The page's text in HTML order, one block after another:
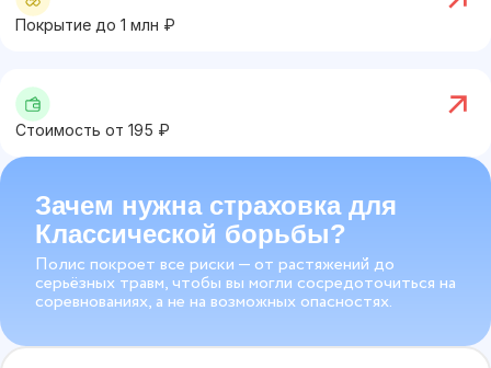
Покрытие до 1 млн ₽
Стоимость от 195 ₽
Зачем нужна страховка для
Классической борьбы?
Полис покроет все риски — от растяжений до
серьёзных травм, чтобы вы могли сосредоточиться на
соревнованиях, а не на возможных опасностях.